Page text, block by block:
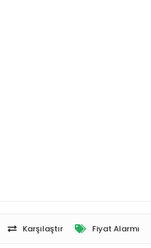
Karşılaştır Fiyat Alarmı